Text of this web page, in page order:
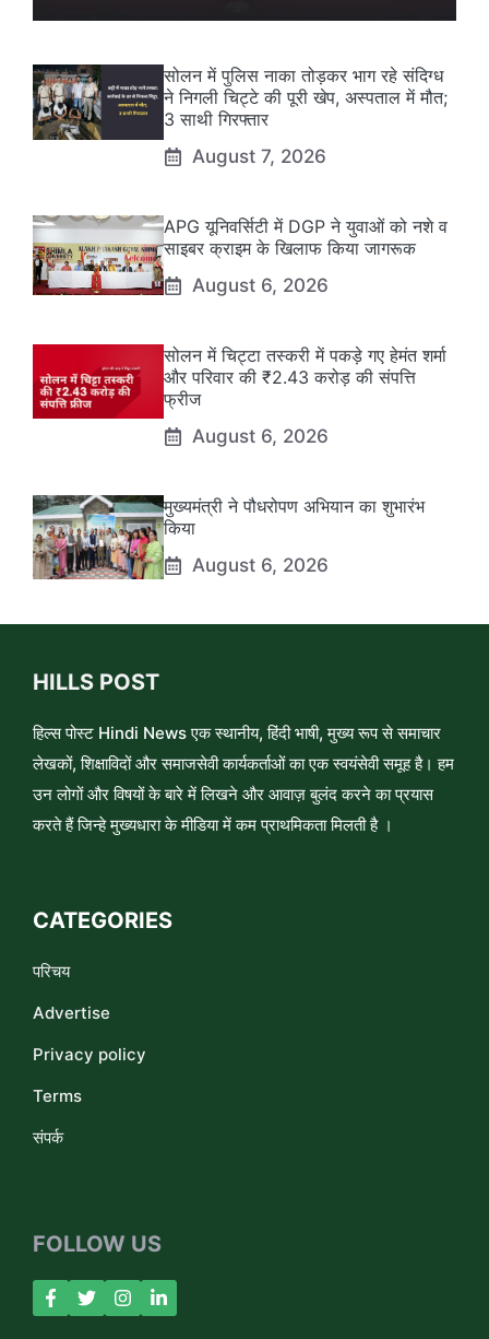
सोलन में पुलिस नाका तोड़कर भाग रहे संदिग्ध
ने निगली चिट्टे की पूरी खेप, अस्पताल में मौत;
3 साथी गिरफ्तार
August 7, 2026
APG यूनिवर्सिटी में DGP ने युवाओं को नशे व
साइबर क्राइम के खिलाफ किया जागरूक
August 6, 2026
सोलन में चिट्टा तस्करी में पकड़े गए हेमंत शर्मा
और परिवार की ₹2.43 करोड़ की संपत्ति
फ्रीज
August 6, 2026
मुख्यमंत्री ने पौधरोपण अभियान का शुभारंभ
किया
August 6, 2026
HILLS POST
हिल्स पोस्ट Hindi News एक स्थानीय, हिंदी भाषी, मुख्य रूप से समाचार
लेखकों, शिक्षाविदों और समाजसेवी कार्यकर्ताओं का एक स्वयंसेवी समूह है। हम
उन लोगों और विषयों के बारे में लिखने और आवाज़ बुलंद करने का प्रयास
करते हैं जिन्हे मुख्यधारा के मीडिया में कम प्राथमिकता मिलती है ।
CATEGORIES
परिचय
Advertise
Privacy policy
Terms
संपर्क
FOLLOW US